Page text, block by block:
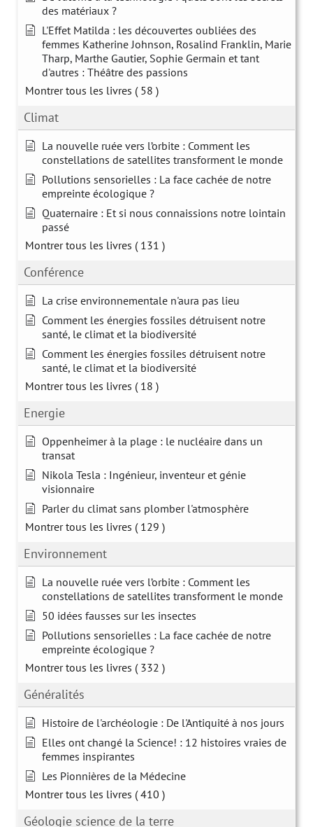
des matériaux ?
L'Effet Matilda : les découvertes oubliées des
femmes Katherine Johnson, Rosalind Franklin, Marie
Tharp, Marthe Gautier, Sophie Germain et tant
d'autres : Théâtre des passions
Montrer tous les livres ( 58 )
Climat
La nouvelle ruée vers l’orbite : Comment les
constellations de satellites transforment le monde
Pollutions sensorielles : La face cachée de notre
empreinte écologique ?
Quaternaire : Et si nous connaissions notre lointain
passé
Montrer tous les livres ( 131 )
Conférence
La crise environnementale n'aura pas lieu
Comment les énergies fossiles détruisent notre
santé, le climat et la biodiversité
Comment les énergies fossiles détruisent notre
santé, le climat et la biodiversité
Montrer tous les livres ( 18 )
Energie
Oppenheimer à la plage : le nucléaire dans un
transat
Nikola Tesla : Ingénieur, inventeur et génie
visionnaire
Parler du climat sans plomber l'atmosphère
Montrer tous les livres ( 129 )
Environnement
La nouvelle ruée vers l’orbite : Comment les
constellations de satellites transforment le monde
50 idées fausses sur les insectes
Pollutions sensorielles : La face cachée de notre
empreinte écologique ?
Montrer tous les livres ( 332 )
Généralités
Histoire de l'archéologie : De l'Antiquité à nos jours
Elles ont changé la Science! : 12 histoires vraies de
femmes inspirantes
Les Pionnières de la Médecine
Montrer tous les livres ( 410 )
Géologie science de la terre